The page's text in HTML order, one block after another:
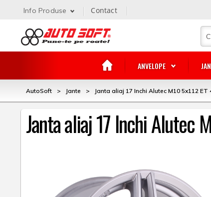
ANVELOPE
Info Produse Contact
AutoSoft > Jante > Janta aliaj 17 Inchi Alutec M10 5x112 ET
Janta aliaj 17 Inchi Alutec